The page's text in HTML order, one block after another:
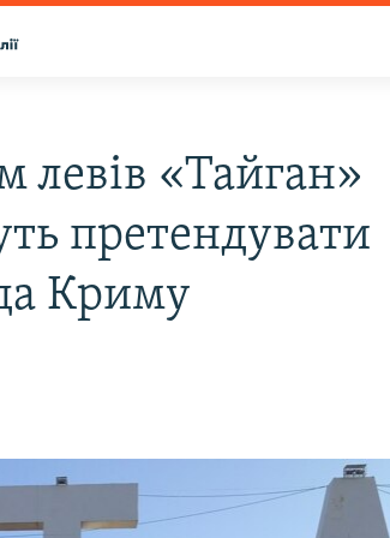
левів «Тайган»
претендувати
Криму